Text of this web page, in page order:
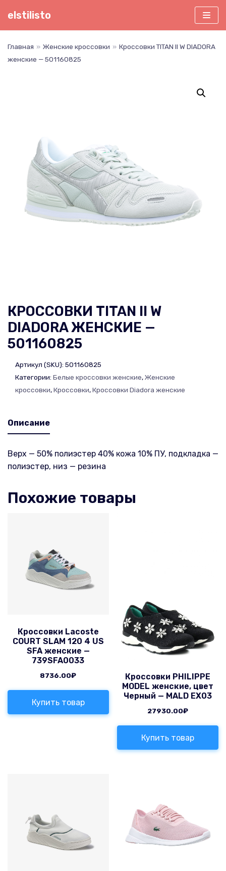
Перейти
elstilisto
Главная » Женские кроссовки » Кроссовки TITAN II W DIADORA
женские — 501160825
КРОССОВКИ TITAN II W
DIADORA ЖЕНСКИЕ —
501160825
Артикул (SKU): 501160825
Категории: Белые кроссовки женские,Женские
кроссовки,Кроссовки,Кроссовки Diadora женские
Описание
Верх — 50% полиэстер 40% кожа 10% ПУ, подкладка —
полиэстер, низ — резина
Похожие товары
Кроссовки Lacoste
COURT SLAM 120 4 US
SFA женские —
739SFA0033
8736.00₽
Купить товар
Кроссовки PHILIPPE
MODEL женские, цвет
Черный — MALD EX03
27930.00₽
Купить товар